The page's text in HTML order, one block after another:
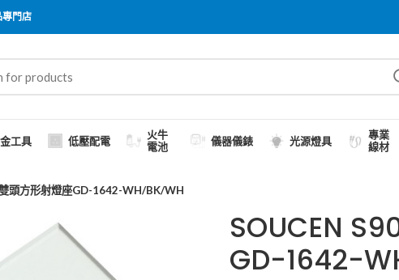
專門店
工具 低壓配電
火牛
電池
儀器儀錶 光源燈具
專業
線材
頭方形射燈座GD-1642-WH/BK/WH
SOUCEN
GD-1642-